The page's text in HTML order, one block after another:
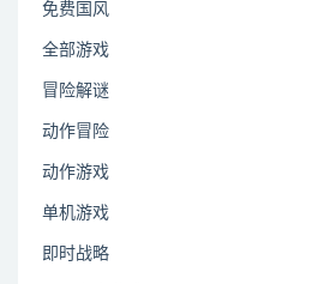
免费国风
全部游戏
冒险解谜
动作冒险
动作游戏
单机游戏
即时战略